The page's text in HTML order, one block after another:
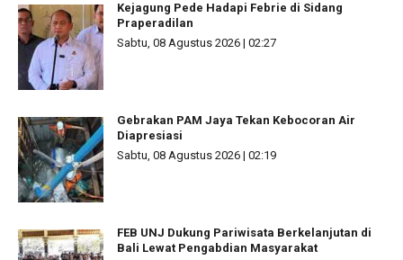
Kejagung Pede Hadapi Febrie di Sidang
Praperadilan
Sabtu, 08 Agustus 2026 | 02:27
Gebrakan PAM Jaya Tekan Kebocoran Air
Diapresiasi
Sabtu, 08 Agustus 2026 | 02:19
FEB UNJ Dukung Pariwisata Berkelanjutan di
Bali Lewat Pengabdian Masyarakat